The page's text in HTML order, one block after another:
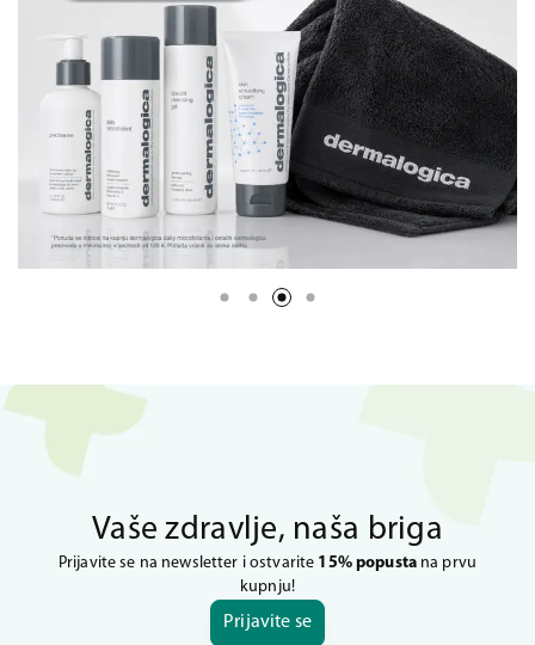
Vaše zdravlje, naša briga
Prijavite se na newsletter i ostvarite 15% popustana prvu
kupnju!
Prijavite se